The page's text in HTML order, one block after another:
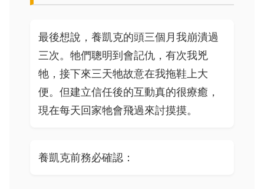
最後想說，養凱克的頭三個月我崩潰過
三次。牠們聰明到會記仇，有次我兇
牠，接下來三天牠故意在我拖鞋上大
便。但建立信任後的互動真的很療癒，
現在每天回家牠會飛過來討摸摸。
養凱克前務必確認：